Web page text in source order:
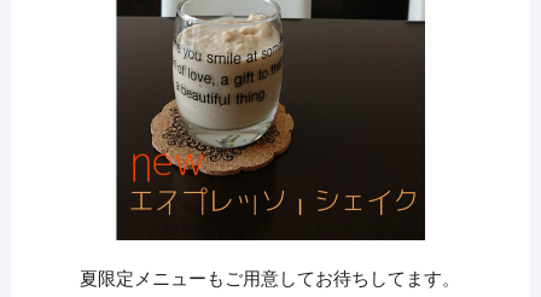
夏限定メニューもご用意してお待ちしてます。